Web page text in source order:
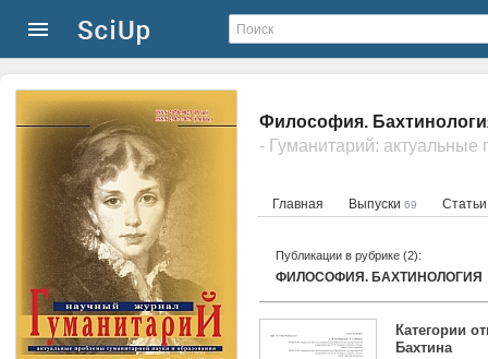
Философия.
Главная Выпуски 69
Публикации в рубрике (2):
ФИЛОСОФИЯ. БАХТИНОЛОГИЯ
Категории
Бахтина